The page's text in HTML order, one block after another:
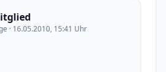
· 16.05.2010, 15:41 Uhr